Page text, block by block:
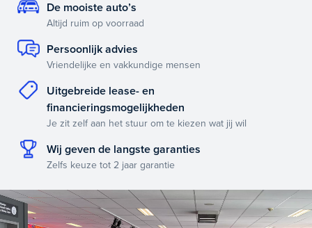
De mooiste auto’s
Altijd ruim op voorraad
Persoonlijk advies
Vriendelijke en vakkundige mensen
Uitgebreide lease- en
financieringsmogelijkheden
Je zit zelf aan het stuur om te kiezen wat jij wil
Wij geven de langste garanties
Zelfs keuze tot 2 jaar garantie